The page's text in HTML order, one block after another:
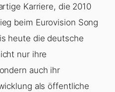
Karriere, die 2010
beim Eurovision Song
heute die deutsche
nur ihre
auch ihr
als öffentliche